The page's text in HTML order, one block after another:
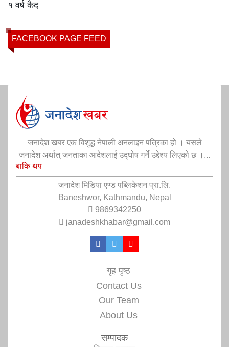
FACEBOOK PAGE FEED
जनादेश खबर एक विशुद्ध नेपाली अनलाइन पत्रिका हो । यसले
जनादेश अर्थात् जनताका आदेशलाई उद्घोष गर्ने उद्देश्य लिएको छ ।...
बाकि थप
जनादेश मिडिया एण्ड पब्लिकेशन प्रा.लि.
Baneshwor, Kathmandu, Nepal
9869342250
janadeshkhabar@gmail.com
गृह पृष्ठ
Contact Us
Our Team
About Us
सम्पादक